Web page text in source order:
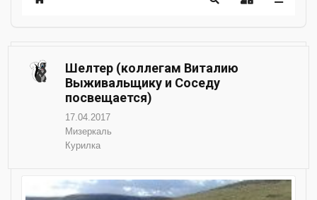
Шелтер (коллегам Виталию
Выживальщику и Соседу
посвещается)
17.04.2017
Мизеркаль
Курилка